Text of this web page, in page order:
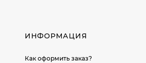
ИНФОРМАЦИЯ
Как оформить заказ?